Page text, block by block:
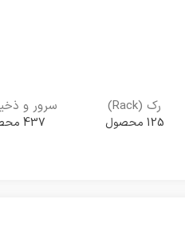
رک (Rack)
125 محصول
سرور و
437 محصول